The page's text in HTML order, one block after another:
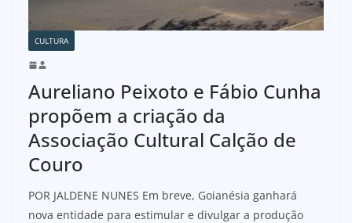
CULTURA
Aureliano Peixoto e Fábio Cunha
propõem a criação da
Associação Cultural Calção de
Couro
POR JALDENE NUNES Em breve, Goianésia ganhará
nova entidade para estimular e divulgar a produção